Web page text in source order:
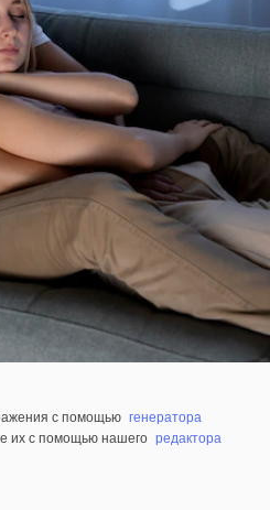
с помощью генератора
их с помощью нашего редактора